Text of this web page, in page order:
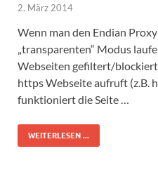
2. März 2014
Wenn man den Endian
„transparenten“ Modus
Webseiten gefiltert/
https Webseite aufruft (z.B.
funktioniert die Seite …
WEITERLESEN ...